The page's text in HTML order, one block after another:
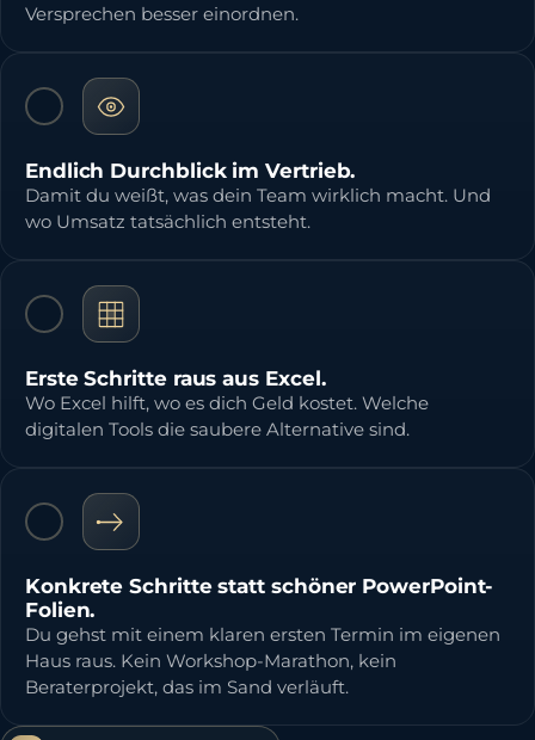
Versprechen besser einordnen.
Endlich Durchblick im Vertrieb.
Damit du weißt, was dein Team wirklich macht. Und
wo Umsatz tatsächlich entsteht.
Erste Schritte raus aus Excel.
Wo Excel hilft, wo es dich Geld kostet. Welche
digitalen Tools die saubere Alternative sind.
Konkrete Schritte statt schöner PowerPoint-
Folien.
Du gehst mit einem klaren ersten Termin im eigenen
Haus raus. Kein Workshop-Marathon, kein
Beraterprojekt, das im Sand verläuft.